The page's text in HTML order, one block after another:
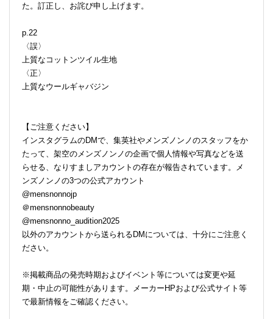
た。訂正し、お詫び申し上げます。
p.22
〈誤〉
上質なコットンツイル生地
〈正〉
上質なウールギャバジン
【ご注意ください】
インスタグラムのDMで、集英社やメンズノンノのスタッフをか
たって、架空のメンズノンノの企画で個人情報や写真などを送
らせる、なりすましアカウントの存在が報告されています。メ
ンズノンノの3つの公式アカウント
@mensnonnojp
＠mensnonnobeauty
@mensnonno_audition2025
以外のアカウントから送られるDMについては、十分にご注意く
ださい。
※掲載商品の発売時期およびイベント等については変更や延
期・中止の可能性があります。メーカーHPおよび公式サイト等
で最新情報をご確認ください。